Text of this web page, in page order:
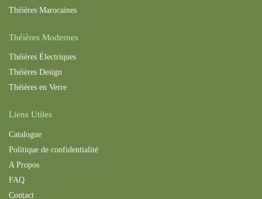
Théières Marocaines
Théières Modernes
Théières Électriques
Théières Design
Théières en Verre
Liens Utiles
Catalogue
Politique de confidentialité
A Propos
FAQ
Contact